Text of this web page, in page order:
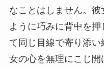
なことはしません。
ように巧みに背中を
て同じ目線で寄り添
女の心を無理にこじ